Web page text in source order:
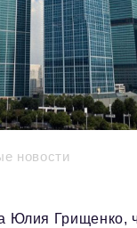
новости
Юлия Грищенко,